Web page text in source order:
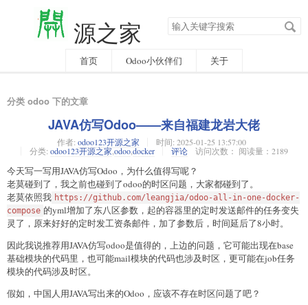
源之家 搜
索
字
首页 Odoo小伙伴们 关于
分类 odoo 下的文章
JAVA仿写Odoo——来自福建龙岩大佬
作者: odoo123开源之家 时间: 2025-01-25 13:57:00
分类: odoo123开源之家 odoo,docker 评论 访问次数： 阅读量：2189
今天写一写用JAVA仿写Odoo，为什么值得写呢？
老莫碰到了，我之前也碰到了odoo的时区问题，大家都碰到了。
老莫依照我 https://github.com/leangjia/odoo-all-in-one-docker-
compose 的yml增加了东八区参数，起的容器里的定时发送邮件的任务变失
灵了，原来好好的定时发工资条邮件，加了参数后，时间延后了8小时。
因此我说推荐用JAVA仿写odoo是值得的，上边的问题，它可能出现在base
基础模块的代码里，也可能mail模块的代码也涉及时区，更可能在job任务
模块的代码涉及时区。
假如，中国人用JAVA写出来的Odoo，应该不存在时区问题了吧？